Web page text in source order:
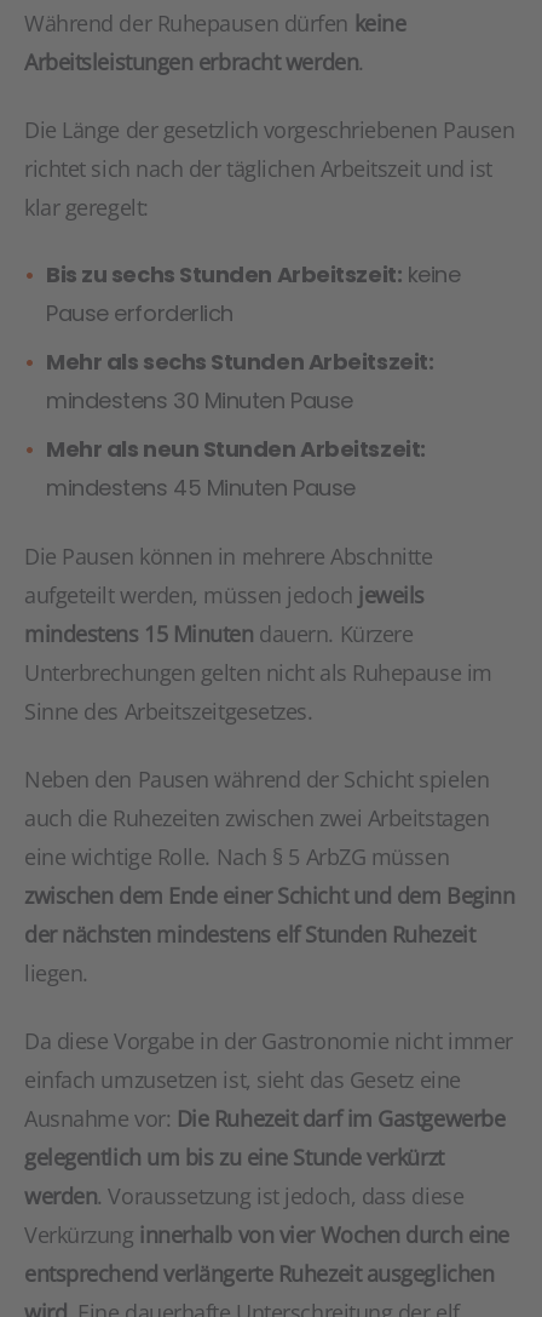
Während der Ruhepausen dürfen keine
Arbeitsleistungen erbracht werden.
Die Länge der gesetzlich vorgeschriebenen Pausen
richtet sich nach der täglichen Arbeitszeit und ist
klar geregelt:
Bis zu sechs Stunden Arbeitszeit: keine
Pause erforderlich
Mehr als sechs Stunden Arbeitszeit:
mindestens 30 Minuten Pause
Mehr als neun Stunden Arbeitszeit:
mindestens 45 Minuten Pause
Die Pausen können in mehrere Abschnitte
aufgeteilt werden, müssen jedoch jeweils
mindestens 15 Minuten dauern. Kürzere
Unterbrechungen gelten nicht als Ruhepause im
Sinne des Arbeitszeitgesetzes.
Neben den Pausen während der Schicht spielen
auch die Ruhezeiten zwischen zwei Arbeitstagen
eine wichtige Rolle. Nach § 5 ArbZG müssen
zwischen dem Ende einer Schicht und dem Beginn
der nächsten mindestens elf Stunden Ruhezeit
liegen.
Da diese Vorgabe in der Gastronomie nicht immer
einfach umzusetzen ist, sieht das Gesetz eine
Ausnahme vor: Die Ruhezeit darf im Gastgewerbe
gelegentlich um bis zu eine Stunde verkürzt
werden. Voraussetzung ist jedoch, dass diese
Verkürzung innerhalb von vier Wochen durch eine
entsprechend verlängerte Ruhezeit ausgeglichen